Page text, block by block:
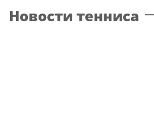
Сергунина: Пятый